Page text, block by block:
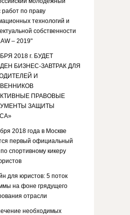
работ по праву
технологий и
собственности
– 2019"
2018 г. БУДЕТ
БИЗНЕС-ЗАВТРАК ДЛЯ
И
ПРАВОВЫЕ
ЗАЩИТЫ
2018 года в Москве
первый официальный
спортивному кикеру
для юристов: 5 поток
на фоне грядущего
отрасли
необходимых